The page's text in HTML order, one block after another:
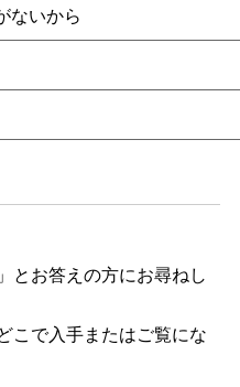
ないから
とお答えの方にお尋ねし
こで入手またはご覧にな